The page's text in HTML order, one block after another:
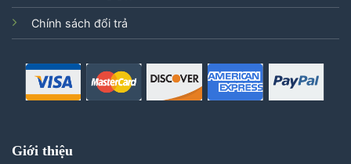
Chính sách đổi trả
Giới thiệu